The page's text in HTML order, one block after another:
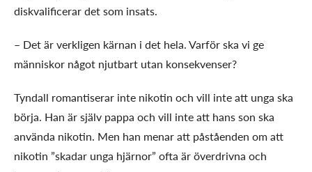
diskvalificerar det som insats.
– Det är verkligen kärnan i det hela. Varför ska vi ge
människor något njutbart utan konsekvenser?
Tyndall romantiserar inte nikotin och vill inte att unga ska
börja. Han är själv pappa och vill inte att hans son ska
använda nikotin. Men han menar att påståenden om att
nikotin ”skadar unga hjärnor” ofta är överdrivna och